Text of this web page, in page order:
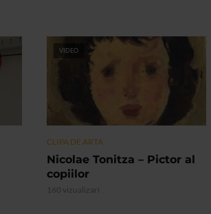
VIDEO
CLIPA DE ARTA
Nicolae Tonitza – Pictor al
copiilor
160 vizualizari